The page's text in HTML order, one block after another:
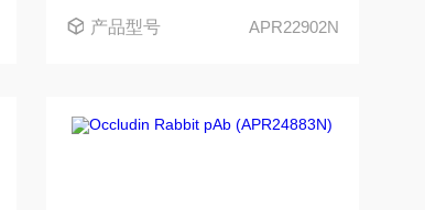
产品型号 APR22902N